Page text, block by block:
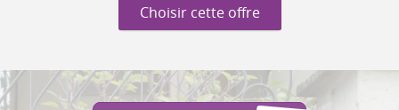
Choisir cette offre